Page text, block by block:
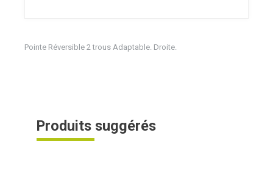
Pointe Réversible 2 trous Adaptable. Droite.
Produits suggérés